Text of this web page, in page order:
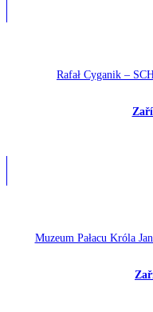
Rafał Cyganik –
Muzeum Pałacu Króla